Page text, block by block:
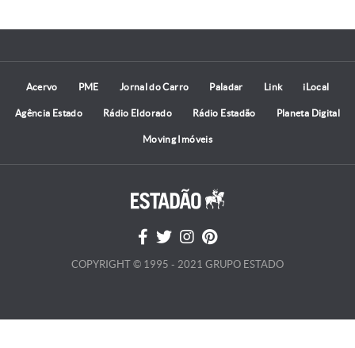
Acervo PME Jornal do Carro Paladar Link iLocal
Agência Estado Rádio Eldorado Rádio Estadão Planeta Digital
Moving Imóveis
COPYRIGHT © 1995 - 2021 GRUPO ESTADO